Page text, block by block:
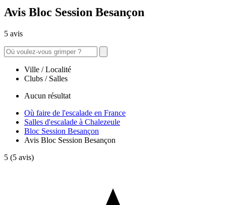
Avis Bloc Session Besançon
5 avis
Ville / Localité
Clubs / Salles
Aucun résultat
Où faire de l'escalade en France
Salles d'escalade à Chalezeule
Bloc Session Besançon
Avis Bloc Session Besançon
5 (5 avis)